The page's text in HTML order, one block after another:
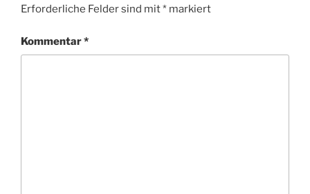
Erforderliche Felder sind mit* markiert
Kommentar*